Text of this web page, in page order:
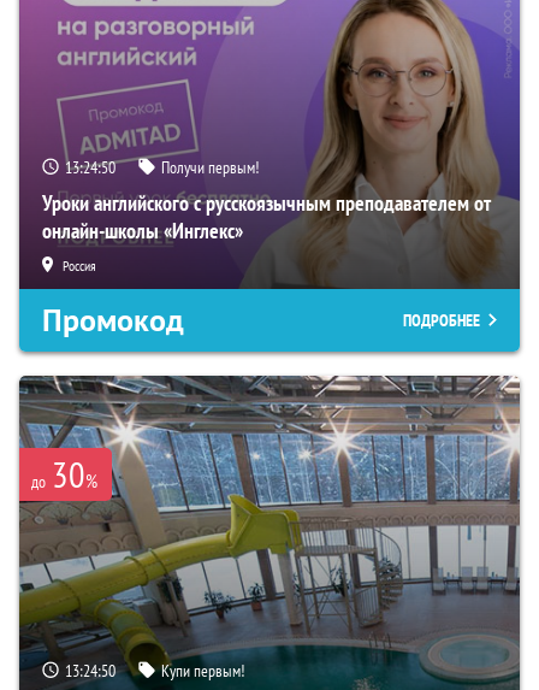
13:24:49 Получи первым!
Уроки английского с русскоязычным преподавателем от
онлайн-школы «Инглекс»
Россия
Промокод ПОДРОБНЕЕ
до 30%
13:24:49 Купи первым!